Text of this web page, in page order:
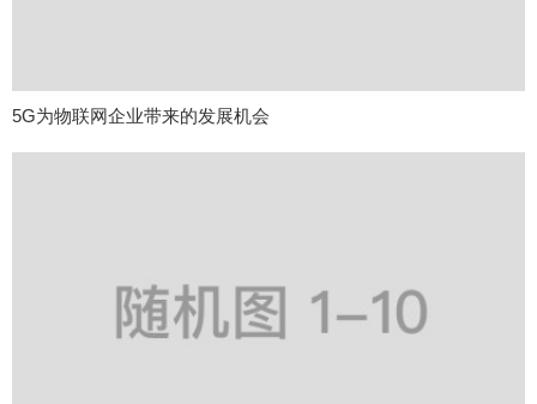
5G为物联网企业带来的发展机会